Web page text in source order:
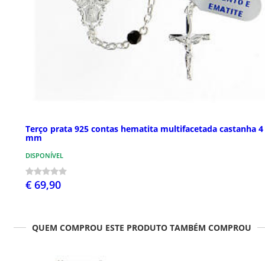
Terço prata 925 contas hematita multifacetada castanha 4
mm
DISPONÍVEL
€ 69,90
QUEM COMPROU ESTE PRODUTO TAMBÉM COMPROU